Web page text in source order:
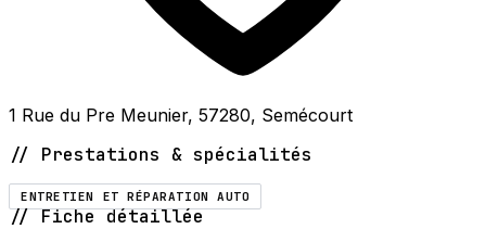
1 Rue du Pre Meunier, 57280, Semécourt
// Prestations & spécialités
ENTRETIEN ET RÉPARATION AUTO
// Fiche détaillée